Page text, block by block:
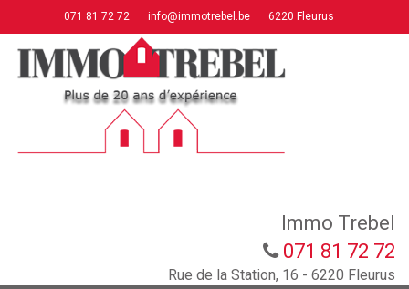
071 81 72 72 info@immotrebel.be 6220 Fleurus
Immo Trebel
071 81 72 72
Rue de la Station, 16 - 6220 Fleurus